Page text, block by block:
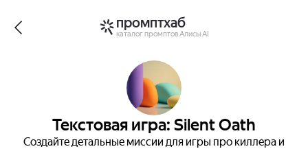
промптхаб
каталог промптов Алисы AI
Текстовая игра: Silent Oath
Создайте детальные миссии для игры про киллера и